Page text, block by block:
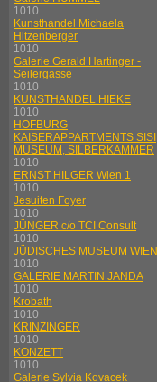
1010
Kunsthandel Michaela
Hitzenberger
1010
Galerie Gerald Hartinger -
Seilergasse
1010
KUNSTHANDEL HIEKE
1010
HOFBURG
KAISERAPPARTMENTS SISI
MUSEUM, SILBERKAMMER
1010
ERNST HILGER Wien 1
1010
Jesuiten Foyer
1010
JÜNGER c/o TCI Consult
1010
JÜDISCHES MUSEUM WIEN
1010
GALERIE MARTIN JANDA
1010
Krobath
1010
KRINZINGER
1010
KONZETT
1010
Galerie Sylvia Kovacek